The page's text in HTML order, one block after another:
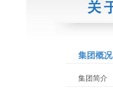
集团概况
集团简介